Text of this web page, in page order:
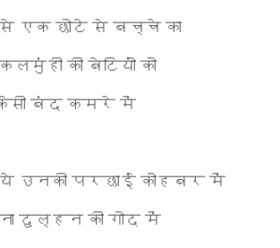
एक छोटे से बच्चे का
की बेटियों को
बंद कमरे में
उनकी परछाईं कोहबर में
दुल्हन की गोद में